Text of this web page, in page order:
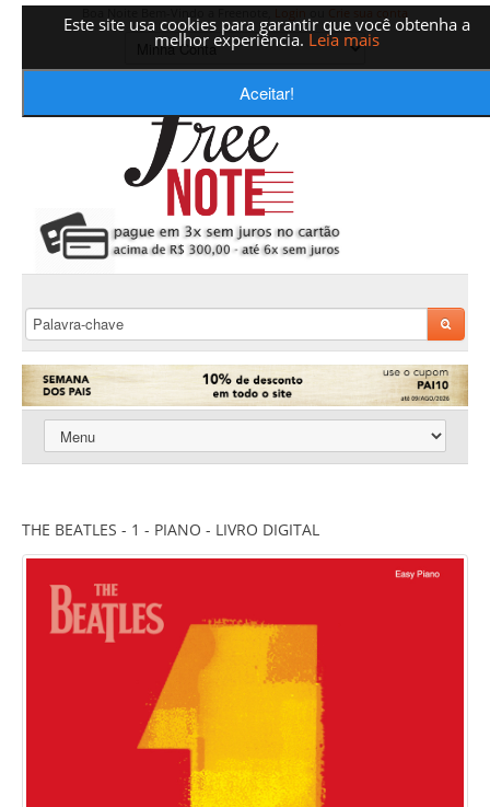
Este site usa cookies para garantir que você obtenha a
melhor experiência. Leia mais
Aceitar!
THE BEATLES - 1 - PIANO - LIVRO DIGITAL